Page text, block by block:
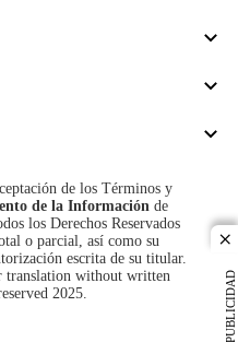
PUBLICIDAD
de los Términos y
de la Información de
los Derechos Reservados
o parcial, así como su
escrita de su titular.
without written
2025.